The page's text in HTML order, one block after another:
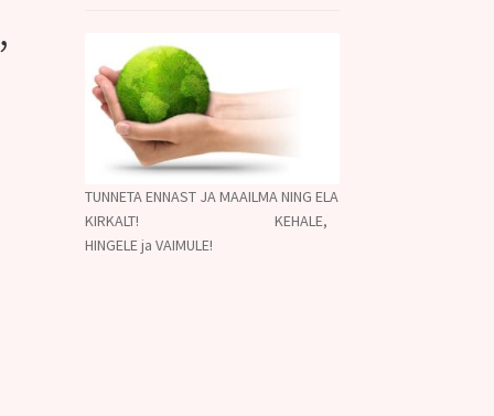
TUNNETA ENNAST JA MAAILMA NING ELA
KIRKALT! KEHALE,
HINGELE ja VAIMULE!